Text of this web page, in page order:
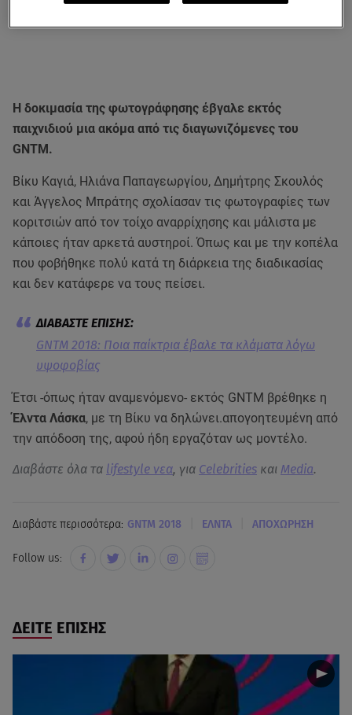
Η δοκιμασία της φωτογράφησης έβγαλε εκτός
παιχνιδιού μια ακόμα από τις διαγωνιζόμενες του
GNTM.
Βίκυ Καγιά, Ηλιάνα Παπαγεωργίου, Δημήτρης Σκουλός
και Άγγελος Μπράτης σχολίασαν τις φωτογραφίες των
κοριτσιών από τον τοίχο αναρρίχησης και μάλιστα με
κάποιες ήταν αρκετά αυστηροί. Όπως και με την κοπέλα
που φοβήθηκε πολύ κατά τη διάρκεια της διαδικασίας
και δεν κατάφερε να τους πείσει.
GNTM 2018: Ποια παίκτρια έβαλε τα κλάματα λόγω
υψοφοβίας
Έτσι -όπως ήταν αναμενόμενο- εκτός GNTM βρέθηκε η
Έλντα Λάσκα, με τη Βίκυ να δηλώνει.απογοητευμένη από
την απόδοση της, αφού ήδη εργαζόταν ως μοντέλο.
Διαβάστε όλα τα lifestyle νεα, για Celebrities και Media.
Διαβάστε περισσότερα: GNTM 2018 ΕΛΝΤΑ ΑΠΟΧΩΡΗΣΗ
Follow us:
ΔΕΙΤΕ ΕΠΙΣΗΣ